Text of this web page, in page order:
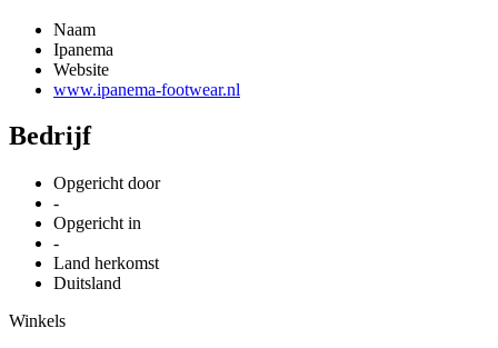
Naam
Ipanema
Website
www.ipanema-footwear.nl
Bedrijf
Opgericht door
-
Opgericht in
-
Land herkomst
Duitsland
Winkels